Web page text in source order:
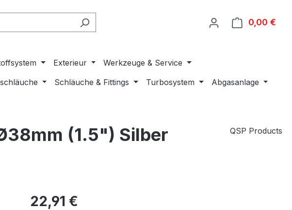
0,00 €
Exterieur
Werkzeuge & Service
Schläuche & Fittings Turbosystem Abgasanlage
(1.5") Silber
QSP Products
22,91 €